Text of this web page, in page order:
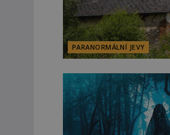
PARANORMÁLNÍ JEVY